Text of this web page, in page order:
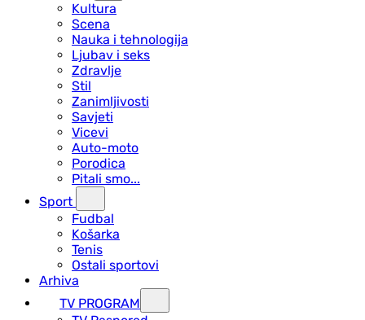
Kultura
Scena
Nauka i tehnologija
Ljubav i seks
Zdravlje
Stil
Zanimljivosti
Savjeti
Vicevi
Auto-moto
Porodica
Pitali smo...
Sport
Fudbal
Košarka
Tenis
Ostali sportovi
Arhiva
TV PROGRAM